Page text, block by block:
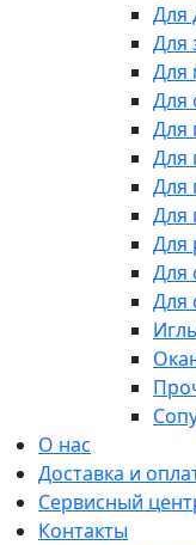
Для
Для
Для
Для
Для
Для
Для
Для
Для
Для
Для
О нас
Доставка и
Сервисный
Контакты